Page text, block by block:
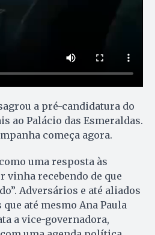
a pré-candidatura do
ao Palácio das Esmeraldas.
começa agora.
uma resposta às
vinha recebendo de que
Adversários e até aliados
até mesmo Ana Paula
a vice-governadora,